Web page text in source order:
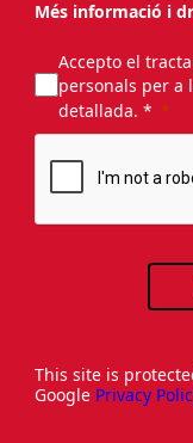
Més informació i
Accepto el
personals per
detallada. *
This site is
Google Privacy